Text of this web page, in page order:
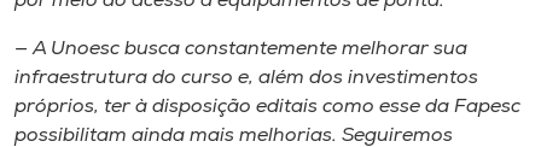
— A Unoesc busca constantemente melhorar sua
infraestrutura do curso e, além dos investimentos
próprios, ter à disposição editais como esse da Fapesc
possibilitam ainda mais melhorias. Seguiremos